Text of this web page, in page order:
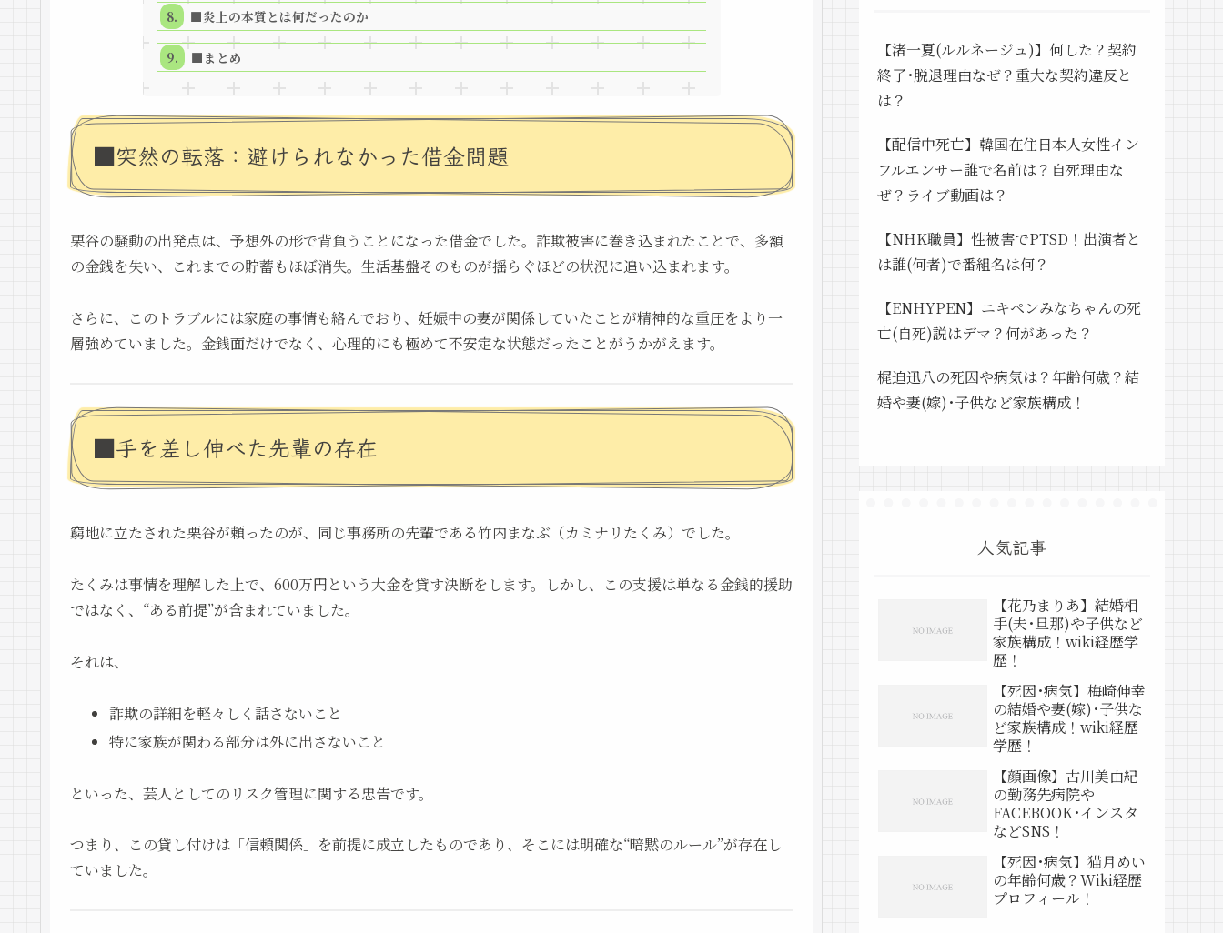
■炎上の本質とは何だったのか
■まとめ
■突然の転落：避けられなかった借金問題
栗谷の騒動の出発点は、予想外の形で背負うことになった借金でした。詐欺被害に巻き込まれたことで、多額
の金銭を失い、これまでの貯蓄もほぼ消失。生活基盤そのものが揺らぐほどの状況に追い込まれます。
さらに、このトラブルには家庭の事情も絡んでおり、妊娠中の妻が関係していたことが精神的な重圧をより一
層強めていました。金銭面だけでなく、心理的にも極めて不安定な状態だったことがうかがえます。
■手を差し伸べた先輩の存在
窮地に立たされた栗谷が頼ったのが、同じ事務所の先輩である竹内まなぶ（カミナリたくみ）でした。
たくみは事情を理解した上で、600万円という大金を貸す決断をします。しかし、この支援は単なる金銭的援助
ではなく、“ある前提”が含まれていました。
それは、
詐欺の詳細を軽々しく話さないこと
特に家族が関わる部分は外に出さないこと
といった、芸人としてのリスク管理に関する忠告です。
つまり、この貸し付けは「信頼関係」を前提に成立したものであり、そこには明確な“暗黙のルール”が存在し
ていました。
【渚一夏(ルルネージュ)】何した？契約
終了･脱退理由なぜ？重大な契約違反と
は？
【配信中死亡】韓国在住日本人女性イン
フルエンサー誰で名前は？自死理由な
ぜ？ライブ動画は？
【NHK職員】性被害でPTSD！出演者と
は誰(何者)で番組名は何？
【ENHYPEN】ニキペンみなちゃんの死
亡(自死)説はデマ？何があった？
梶迫迅八の死因や病気は？年齢何歳？結
婚や妻(嫁)･子供など家族構成！
人気記事
【花乃まりあ】結婚相
手(夫･旦那)や子供など
家族構成！wiki経歴学
歴！
【死因･病気】梅崎伸幸
の結婚や妻(嫁)･子供な
ど家族構成！wiki経歴
学歴！
【顔画像】古川美由紀
の勤務先病院や
FACEBOOK･インスタ
などSNS！
【死因･病気】猫月めい
の年齢何歳？Wiki経歴
プロフィール！